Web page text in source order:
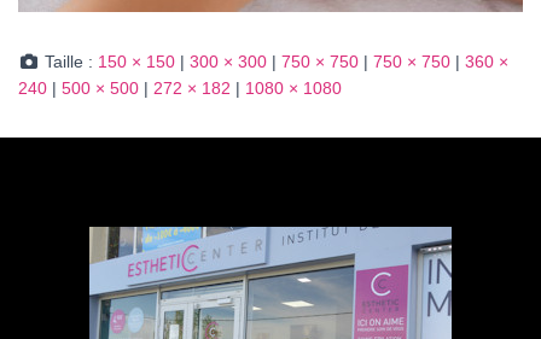
Taille : 150 × 150 | 300 × 300 | 750 × 750 | 750 × 750 | 360 ×
240 | 500 × 500 | 272 × 182 | 1080 × 1080